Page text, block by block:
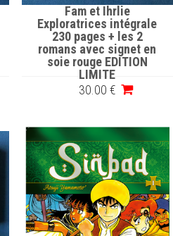
Fam et Ihrlie
Exploratrices intégrale
230 pages + les 2
romans avec signet en
soie rouge EDITION
LIMITE
30.00 €